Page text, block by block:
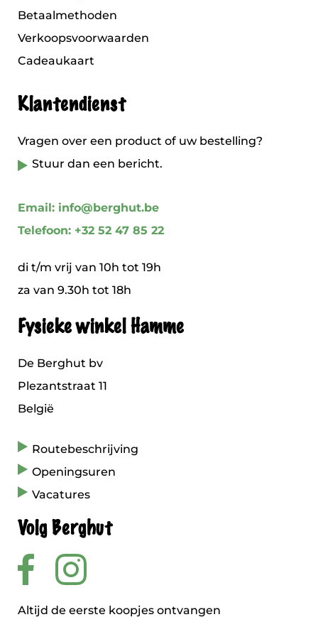
Betaalmethoden
Verkoopsvoorwaarden
Cadeaukaart
Klantendienst
Vragen over een product of uw bestelling?
Stuur dan een bericht.
Email: info@berghut.be
Telefoon: +32 52 47 85 22
di t/m vrij van 10h tot 19h
za van 9.30h tot 18h
Fysieke winkel Hamme
De Berghut bv
Plezantstraat 11
België
Routebeschrijving
Openingsuren
Vacatures
Volg Berghut
Altijd de eerste koopjes ontvangen